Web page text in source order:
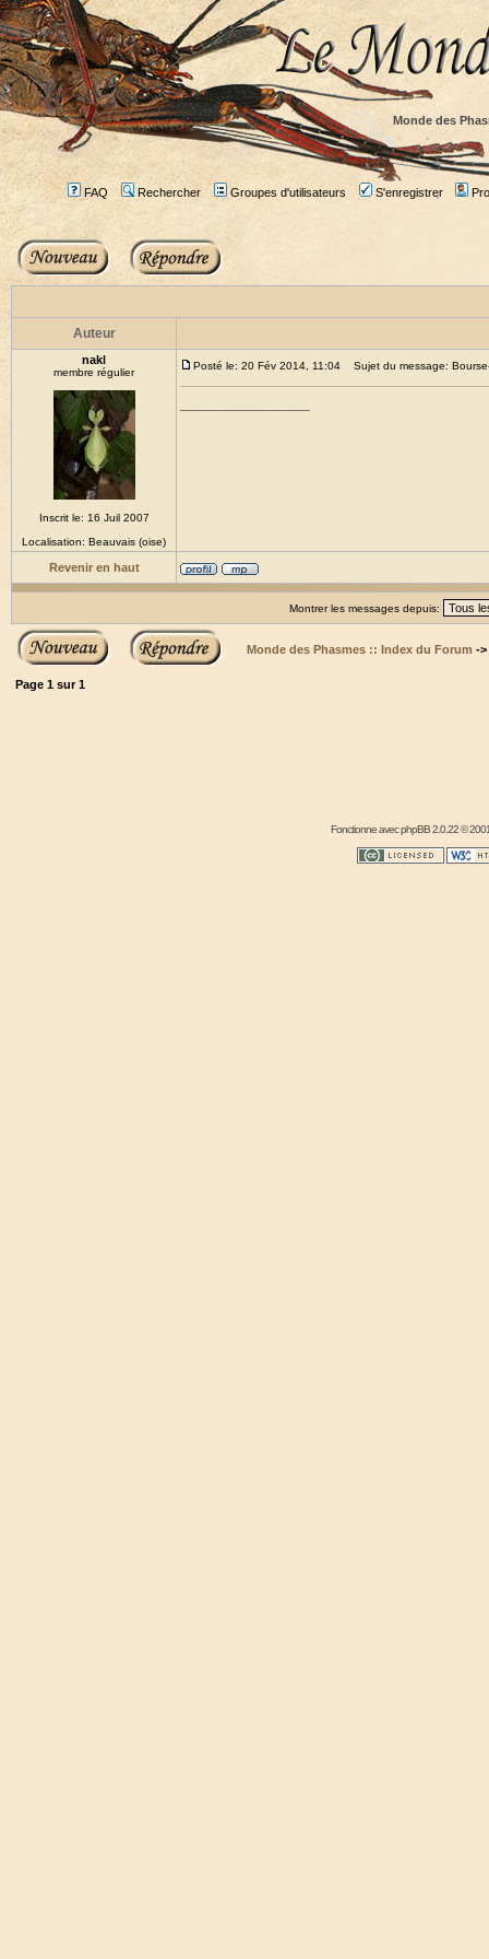
Monde des
FAQ Rechercher Groupes d'utilisateurs S'enregistrer
Auteur
nakl
membre régulier
Inscrit le: 16 Juil 2007
Localisation: Beauvais (oise)
Posté le: 20 Fév 2014, 11:04 Sujet du message:
Revenir en haut
Montrer les messages depuis:
Monde des Phasmes :: Index du Forum ->
Page 1 sur1
Fonctionne avecphpBB2.0.22 ©